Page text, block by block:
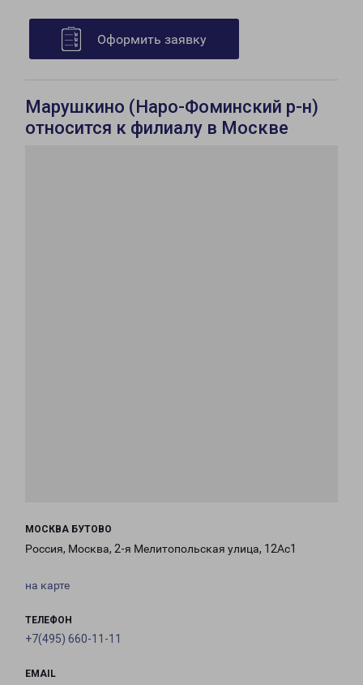
Оформить заявку
Марушкино (Наро-Фоминский р-н)
относится к филиалу в Москве
МОСКВА БУТОВО
Россия, Москва, 2-я Мелитопольская улица, 12Ас1
на карте
ТЕЛЕФОН
+7(495) 660-11-11
EMAIL